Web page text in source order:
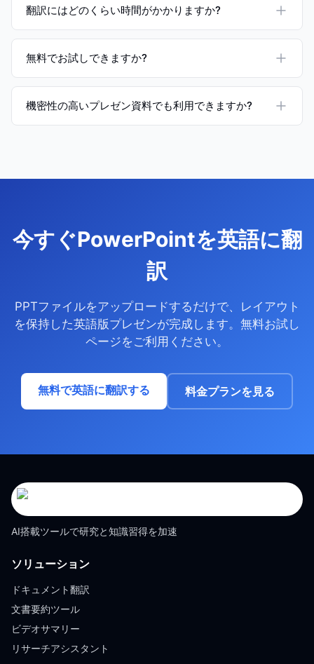
翻訳にはどのくらい時間がかかりますか?
無料でお試しできますか?
機密性の高いプレゼン資料でも利用できますか?
今すぐPowerPointを英語に翻
訳
PPTファイルをアップロードするだけで、レイアウト
を保持した英語版プレゼンが完成します。無料お試し
ページをご利用ください。
無料で英語に翻訳する 料金プランを見る
AI搭載ツールで研究と知識習得を加速
ソリューション
ドキュメント翻訳
文書要約ツール
ビデオサマリー
リサーチアシスタント